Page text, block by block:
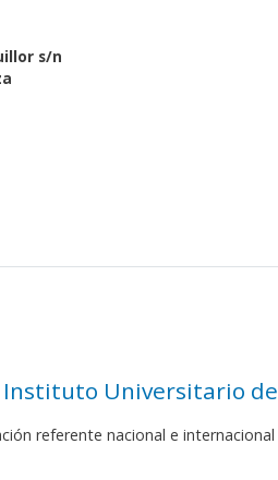
s/n
Instituto Universitario de
referente nacional e